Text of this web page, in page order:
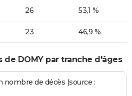
26 53,1 %
23 46,9 %
de DOMY par tranche d'âges
de décès (source :